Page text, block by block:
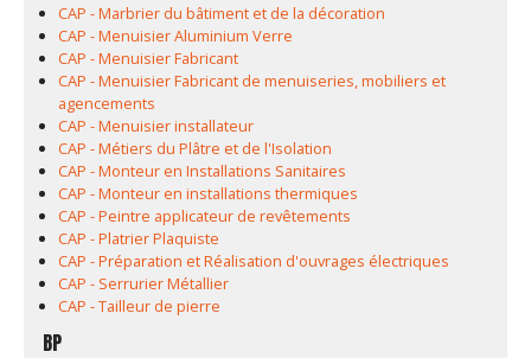
CAP - Marbrier du bâtiment et de la décoration
CAP - Menuisier Aluminium Verre
CAP - Menuisier Fabricant
CAP - Menuisier Fabricant de menuiseries, mobiliers et
agencements
CAP - Menuisier installateur
CAP - Métiers du Plâtre et de l'Isolation
CAP - Monteur en Installations Sanitaires
CAP - Monteur en installations thermiques
CAP - Peintre applicateur de revêtements
CAP - Platrier Plaquiste
CAP - Préparation et Réalisation d'ouvrages électriques
CAP - Serrurier Métallier
CAP - Tailleur de pierre
BP